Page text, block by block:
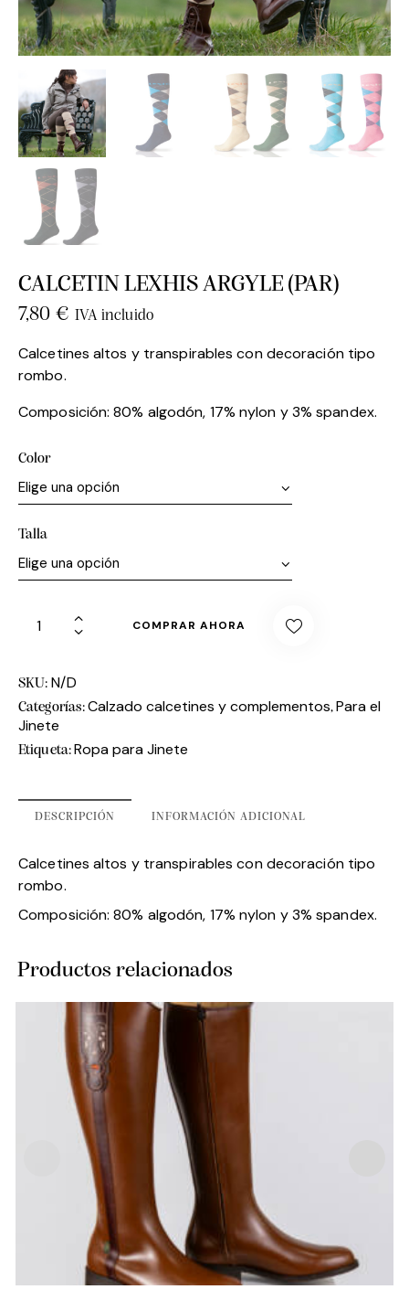
CALCETIN LEXHIS ARGYLE (PAR)
7,80 € IVA incluido
Calcetines altos y transpirables con decoración tipo
rombo.
Composición: 80% algodón, 17% nylon y 3% spandex.
Color
Talla
COMPRAR AHORA
SKU: N/D
Categorías:Calzado calcetines y complementos, Para el
Jinete
Etiqueta:Ropa para Jinete
DESCRIPCIÓN INFORMACIÓN ADICIONAL
Calcetines altos y transpirables con decoración tipo
rombo.
Composición: 80% algodón, 17% nylon y 3% spandex.
Productos relacionados